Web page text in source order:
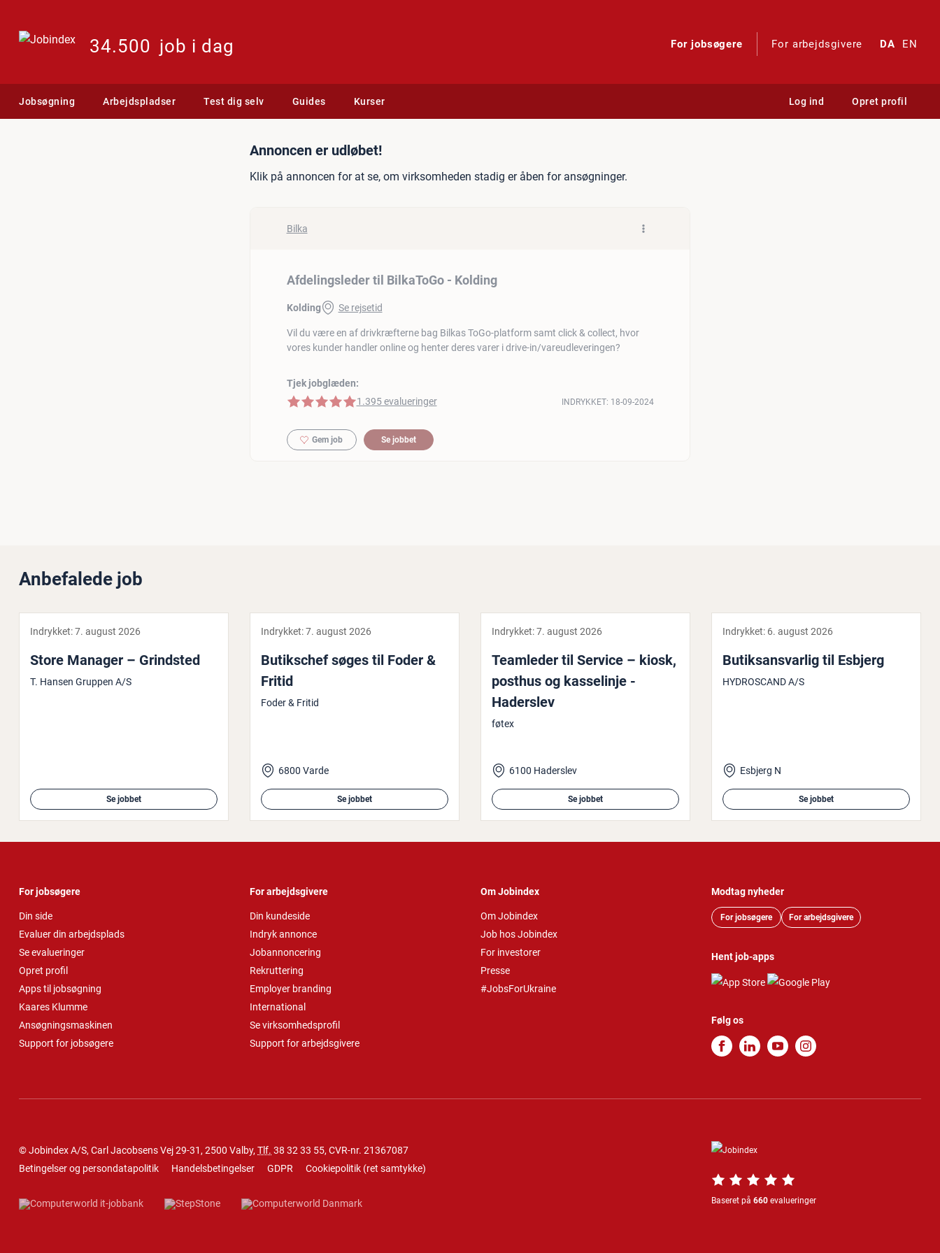
34.500 job i dag For jobsøgere For arbejdsgivere DA EN
Jobsøgning Arbejdspladser Test dig selv Guides Kurser Log ind Opret profil
Jobannonce: Afdelingsleder til BilkaToGo - Kolding
Annoncen er udløbet!
Klik på annoncen for at se, om virksomheden stadig er åben for ansøgninger.
Bilka
Afdelingsleder til BilkaToGo - Kolding
Kolding Se rejsetid
Vil du være en af drivkræfterne bag Bilkas ToGo-platform samt click & collect, hvor
vores kunder handler online og henter deres varer i drive-in/vareudleveringen?
Tjek jobglæden:
5 af 5 stjerner
1.395 evalueringer INDRYKKET: 18-09-2024
Gem job Se jobbet
Anbefalede job
Indrykket:7. august 2026
Store Manager – Grindsted
T. Hansen Gruppen A/S
Se jobbet
Indrykket:7. august 2026
Bu­tiks­chef søges til Foder &
Fritid
Foder & Fritid
6800 Varde
Se jobbet
Indrykket:7. august 2026
Teamleder til Service – kiosk,
posthus og kas­se­linje -
Haderslev
føtex
6100 Haderslev
Se jobbet
Indrykket: 6. august 2026
Bu­tiks­ansvar­lig til Esbjerg
HYDROSCAND A/S
Esbjerg N
Se jobbet
For jobsøgere
Din side
Evaluer din arbejdsplads
Se evalueringer
Opret profil
Apps til jobsøgning
Kaares Klumme
Ansøgningsmaskinen
Support for jobsøgere
For arbejdsgivere
Din kundeside
Indryk annonce
Jobannoncering
Rekruttering
Employer branding
International
Se virksomhedsprofil
Support for arbejdsgivere
Om Jobindex
Om Jobindex
Job hos Jobindex
For investorer
Presse
#JobsForUkraine
Modtag nyheder
For jobsøgere For arbejdsgivere
Hent job-apps
Følg os
© Jobindex A/S, Carl Jacobsens Vej 29-31, 2500 Valby, Tlf. 38 32 33 55, CVR-nr. 21367087
Betingelser og persondatapolitik
Handelsbetingelser GDPR Cookiepolitik (ret samtykke)
Baseret på 660 evalueringer